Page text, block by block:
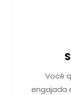
Você
engajada